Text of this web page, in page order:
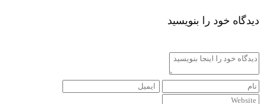
دیدگاه خود را بنویسید